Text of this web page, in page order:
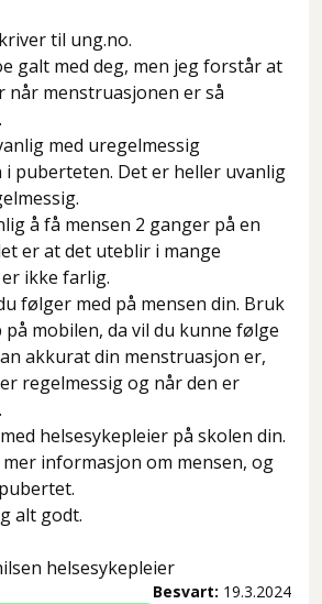
til ung.no.
galt med deg, men jeg forstår at
når menstruasjonen er så
med uregelmessig
i puberteten. Det er heller uvanlig
å få mensen 2 ganger på en
er at det uteblir i mange
ikke farlig.
følger med på mensen din. Bruk
mobilen, da vil du kunne følge
akkurat din menstruasjon er,
regelmessig og når den er
helsesykepleier på skolen din.
informasjon om mensen, og
alt godt.
helsesykepleier
Besvart: 19.3.2024